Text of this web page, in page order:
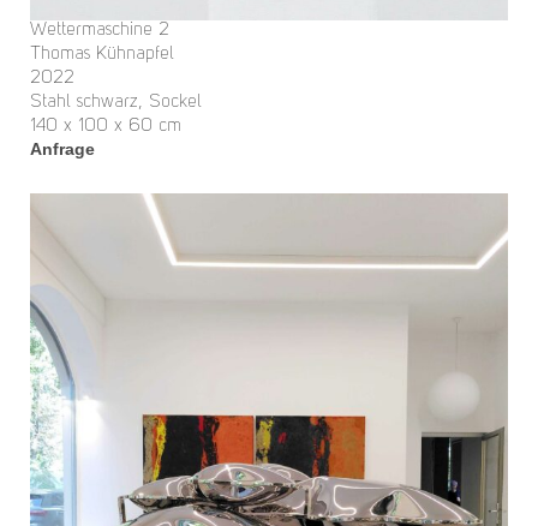
Wettermaschine 2
Thomas Kühnapfel
2022
Stahl schwarz, Sockel
140 x 100 x 60 cm
Anfrage